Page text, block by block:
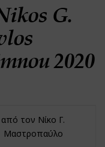
G.
2020
από τον Νίκο Γ.
Μαστροπαύλο